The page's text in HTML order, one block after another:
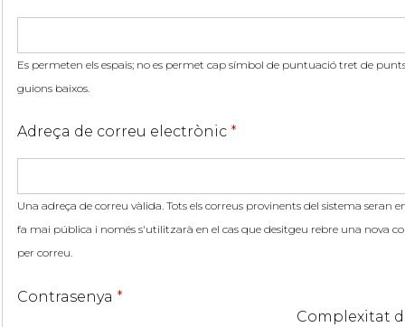
Es permeten els espais; no es permet cap símbol de puntuació tret de
guions baixos.
Adreça de correu electrònic *
Una adreça de correu vàlida. Tots els correus provinents del sistema seran
fa mai pública i només s'utilitzarà en el cas que desitgeu rebre una nova
per correu.
Complexitat
Contrasenya *